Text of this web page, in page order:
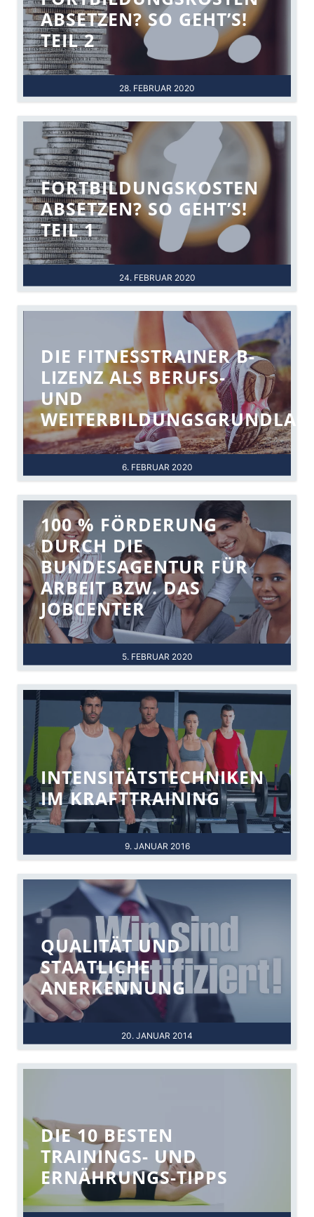
28. FEBRUAR 2020
ABSETZEN? SO GEHT’S!
TEIL 2
24. FEBRUAR 2020
FORTBILDUNGSKOSTEN
ABSETZEN? SO GEHT’S!
TEIL 1
6. FEBRUAR 2020
DIE FITNESSTRAINER B-
LIZENZ ALS BERUFS-
UND
5. FEBRUAR 2020
100 % FÖRDERUNG
DURCH DIE
BUNDESAGENTUR FÜR
ARBEIT BZW. DAS
JOBCENTER
9. JANUAR 2016
INTENSITÄTSTECHNIKEN
IM KRAFTTRAINING
20. JANUAR 2014
QUALITÄT UND
STAATLICHE
ANERKENNUNG
DIE 10 BESTEN
TRAININGS- UND
ERNÄHRUNGS-TIPPS